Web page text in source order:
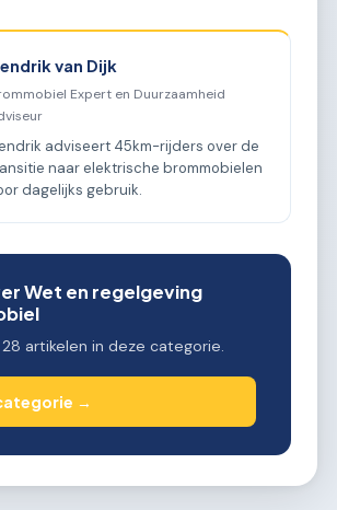
van Dijk
Expert en Duurzaamheid
adviseert 45km-rijders over de
naar elektrische brommobielen
dagelijks gebruik.
Wet en regelgeving
28 artikelen in deze categorie.
→